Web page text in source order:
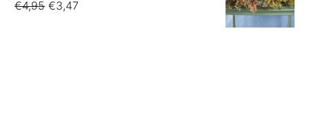
€4,95 Oorspronkelijke
€3,47